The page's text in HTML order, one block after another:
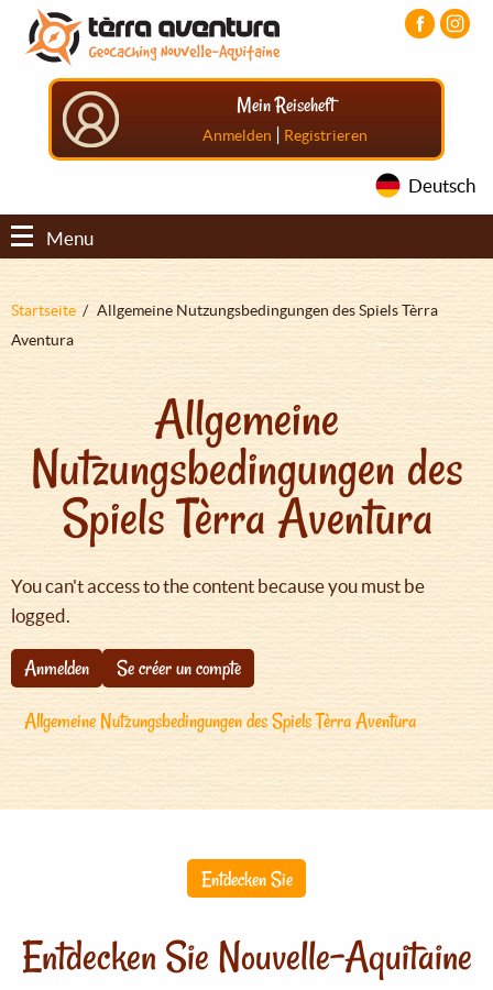
Direkt
zum
Inhalt
Aller
menu
principal
Aller
pied
Mein Reiseheft
Anmelden | Registrieren
Deutsch
Menu
Pfadnavigation
Startseite
Allgemeine Nutzungsbedingungen des Spiels Tèrra
Aventura
Allgemeine
Nutzungsbedingungen des
Spiels Tèrra Aventura
You can't access to the content because you must be
logged.
Anmelden
Se créer un compte
Allgemeine Nutzungsbedingungen des Spiels Tèrra Aventura
Entdecken Sie
Entdecken Sie Nouvelle-Aquitaine